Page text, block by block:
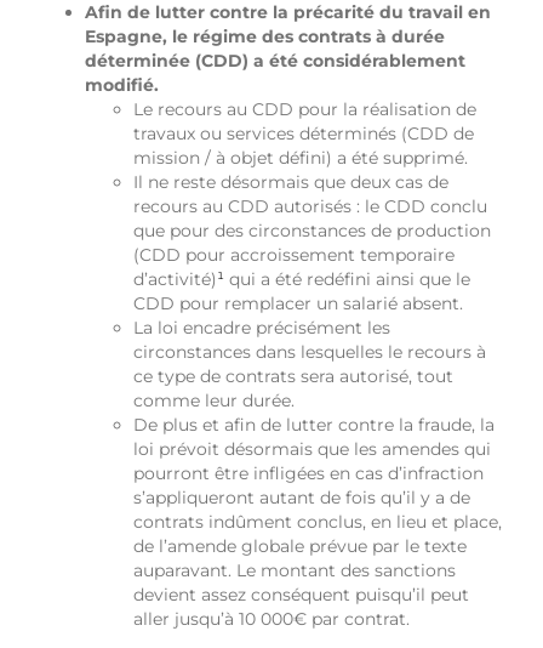
Afin de lutter contre la précarité du travail en
Espagne, le régime des contrats à durée
déterminée (CDD) a été considérablement
modifié.
Le recours au CDD pour la réalisation de
travaux ou services déterminés (CDD de
mission / à objet défini) a été supprimé.
Il ne reste désormais que deux cas de
recours au CDD autorisés : le CDD conclu
que pour des circonstances de production
(CDD pour accroissement temporaire
d’activité)¹ qui a été redéfini ainsi que le
CDD pour remplacer un salarié absent.
La loi encadre précisément les
circonstances dans lesquelles le recours à
ce type de contrats sera autorisé, tout
comme leur durée.
De plus et afin de lutter contre la fraude, la
loi prévoit désormais que les amendes qui
pourront être infligées en cas d’infraction
s’appliqueront autant de fois qu’il y a de
contrats indûment conclus, en lieu et place,
de l’amende globale prévue par le texte
auparavant. Le montant des sanctions
devient assez conséquent puisqu’il peut
aller jusqu’à 10 000€ par contrat.